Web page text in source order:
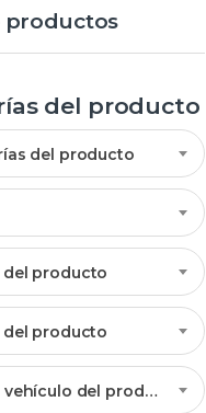
productos
del producto
del producto
del producto
del producto
Año del vehículo del producto